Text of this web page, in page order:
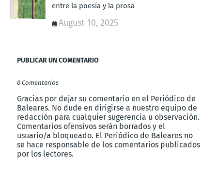
entre la poesía y la prosa
August 10, 2025
PUBLICAR UN COMENTARIO
0 Comentarios
Gracias por dejar su comentario en el Periódico de
Baleares. No dude en dirigirse a nuestro equipo de
redacción para cualquier sugerencia u observación.
Comentarios ofensivos serán borrados y el
usuario/a bloqueado. El Periódico de Baleares no
se hace responsable de los comentarios publicados
por los lectores.